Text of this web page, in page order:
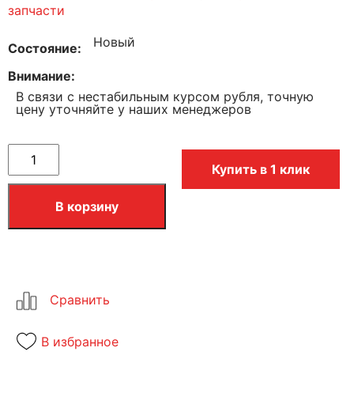
запчасти
Состояние Новый
Внимание
В связи с нестабильным курсом рубля, точную
цену уточняйте у наших менеджеров
В корзину
Купить в 1 клик
В избранное